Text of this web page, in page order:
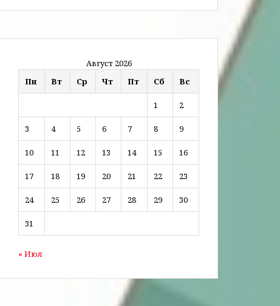
Август 2026
Пн
Вт Ср Чт Пт Сб Вс
1 2
3 4 5 6 7 8 9
10 11 12 13 14 15 16
17 18 19 20 21 22 23
24 25 26 27 28 29 30
31
« Июл